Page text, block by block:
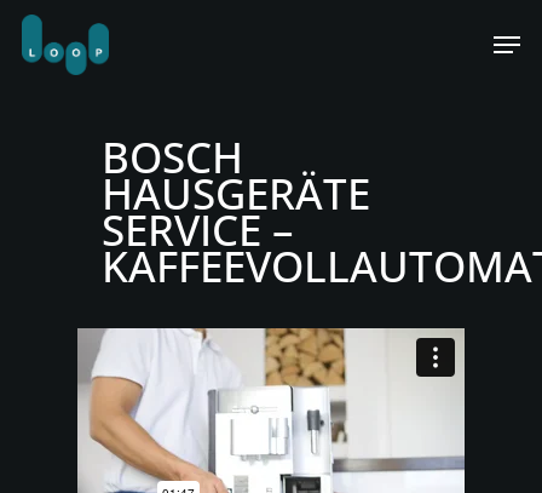
Skip
BOSCH
HAUSGERÄTE
SERVICE –